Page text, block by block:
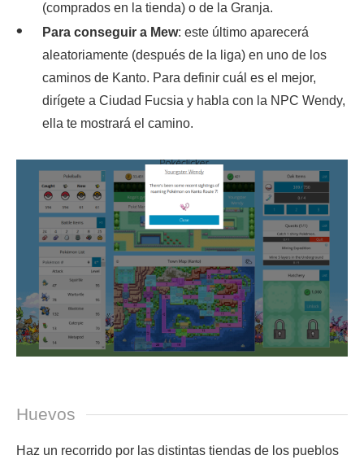
(comprados en la tienda) o de la Granja.
Para conseguir a Mew: este último aparecerá
aleatoriamente (después de la liga) en uno de los
caminos de Kanto. Para definir cuál es el mejor,
dirígete a Ciudad Fucsia y habla con la NPC Wendy,
ella te mostrará el camino.
Huevos
Haz un recorrido por las distintas tiendas de los pueblos